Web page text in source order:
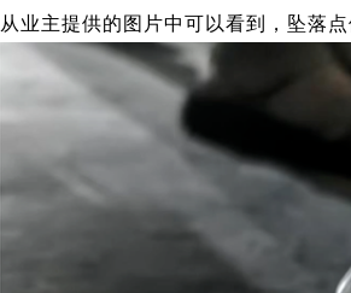
从业主提供的图片中可以看到，坠落